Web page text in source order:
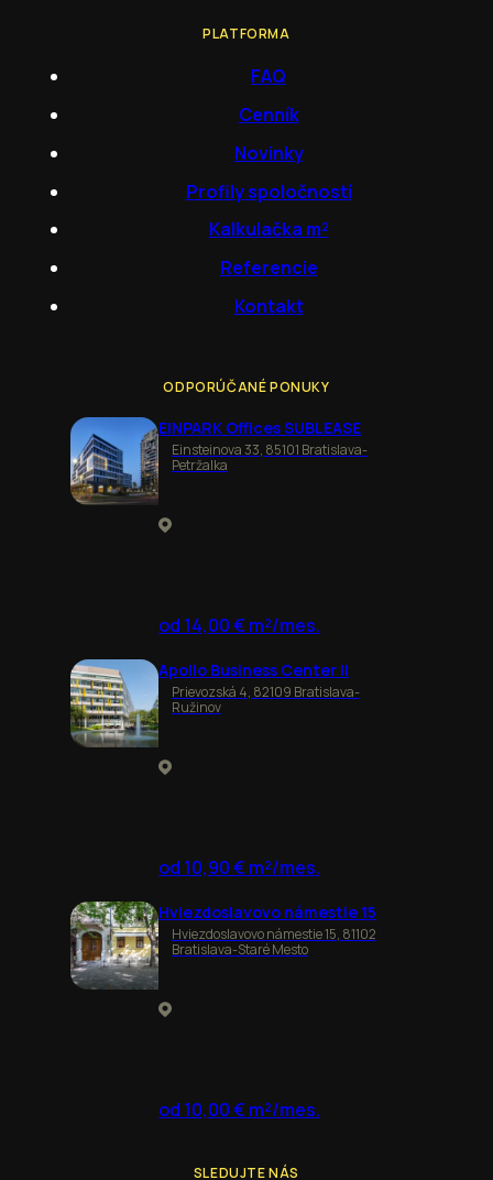
PLATFORMA
FAQ
Cenník
Novinky
Profily spoločností
Kalkulačka m²
Referencie
Kontakt
ODPORÚČANÉ PONUKY
EINPARK Offices SUBLEASE
Einsteinova 33, 85101 Bratislava-
Petržalka
od 14,00 € m²/mes.
Apollo Business Center II
Prievozská 4, 82109 Bratislava-
Ružinov
od 10,90 € m²/mes.
Hviezdoslavovo námestie 15
Hviezdoslavovo námestie 15, 81102
Bratislava-Staré Mesto
od 10,00 € m²/mes.
SLEDUJTE NÁS